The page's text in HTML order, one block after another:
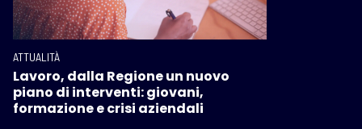
ATTUALITÀ
Lavoro, dalla Regione un nuovo
piano di interventi: giovani,
formazione e crisi aziendali